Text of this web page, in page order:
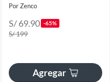
Por Zenco
S/ 69.90 -65%
S/ 199
Agregar